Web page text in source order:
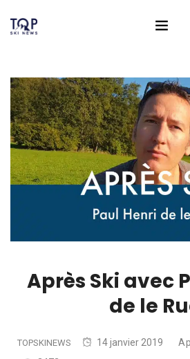
Après Ski avec
de le
TOPSKINEWS 14 janvier 2019